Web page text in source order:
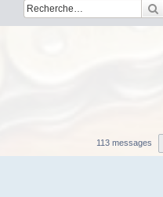
113 messages